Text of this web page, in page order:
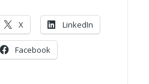
X LinkedIn
Facebook